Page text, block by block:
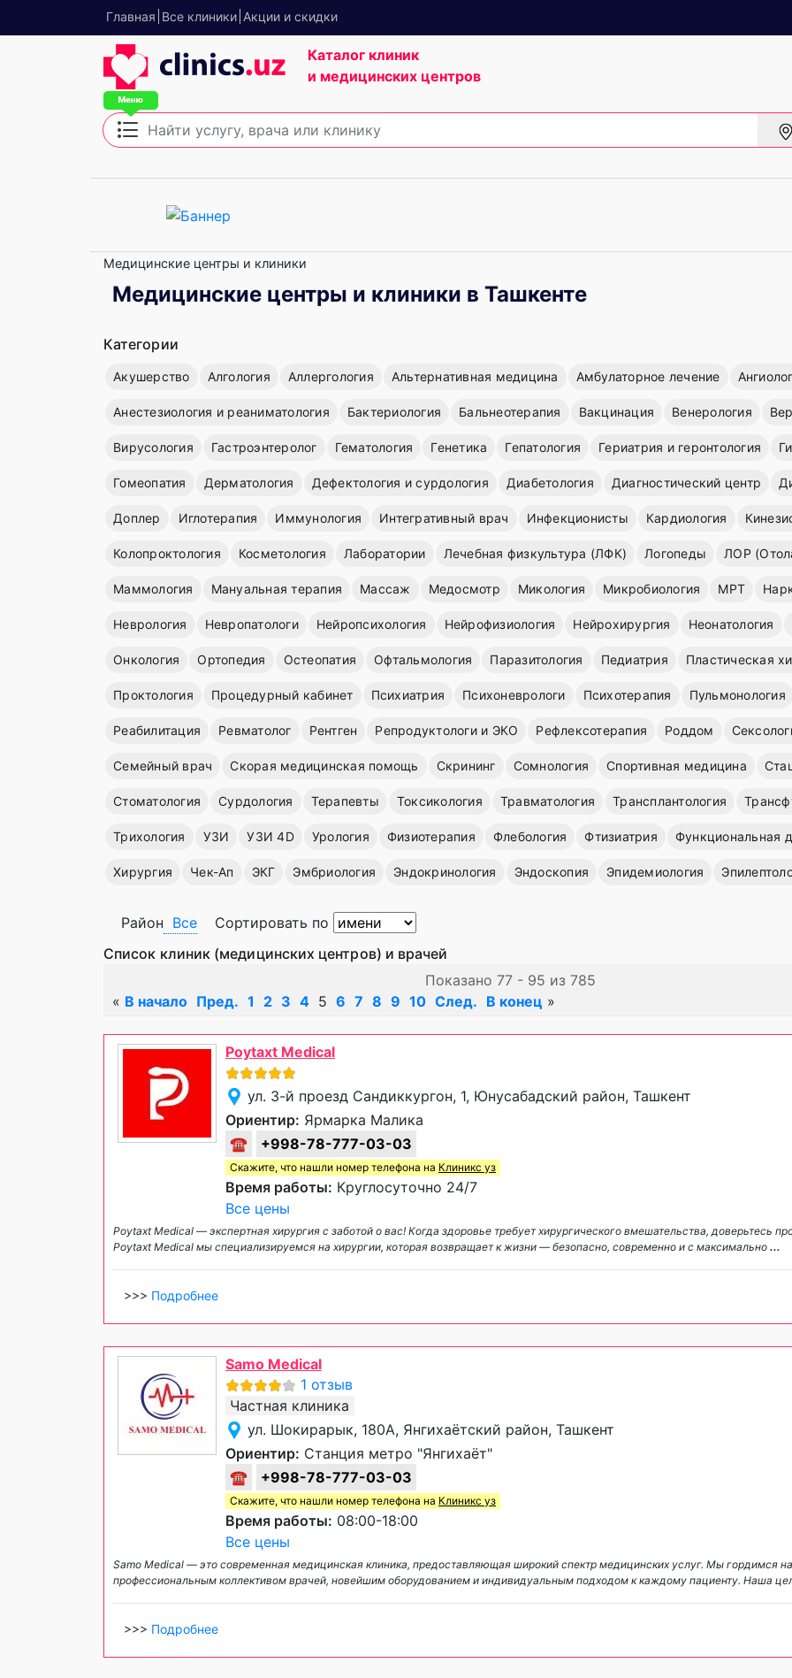
Главная Все клиники Акции и скидки
Каталог клиник
и медицинских центров
Медицинские центры и клиники
Медицинские центры и клиники в Ташкенте
Категории
Акушерство Алгология Аллергология Альтернативная медицина Амбулаторное лечение
Анестезиология и реаниматология Бактериология Бальнеотерапия Вакцинация Венерология
Вирусология Гастроэнтеролог Гематология Генетика Гепатология Гериатрия и геронтология
Гомеопатия Дерматология Дефектология и сурдология Диабетология Диагностический центр
Доплер Иглотерапия Иммунология Интегративный врач Инфекционисты Кардиология
Колопроктология Косметология Лаборатории Лечебная физкультура (ЛФК) Логопеды ЛОР
Маммология Мануальная терапия Массаж Медосмотр Микология Микробиология МРТ
Неврология Невропатологи Нейропсихология Нейрофизиология Нейрохирургия Неонатология
Онкология Ортопедия Остеопатия Офтальмология Паразитология Педиатрия Пластическая
Проктология Процедурный кабинет Психиатрия Психоневрологи Психотерапия Пульмонология
Реабилитация Ревматолог Рентген Репродуктологи и ЭКО Рефлексотерапия Роддом
Семейный врач Скорая медицинская помощь Скрининг Сомнология Спортивная медицина
Стоматология Сурдология Терапевты Токсикология Травматология Трансплантология
Трихология УЗИ УЗИ 4D Урология Физиотерапия Флебология Фтизиатрия Функциональная
Хирургия Чек-Ап ЭКГ Эмбриология Эндокринология Эндоскопия Эпидемиология
Район Все
Сортировать по
Список клиник (медицинских центров) и врачей
Показано 77 - 95 из 785
« В начало Пред. 1 2 3 4 5 6 7 8 9 10 След. В конец »
Poytaxt Medical
ул. 3-й проезд Сандиккургон, 1, Юнусабадский район, Ташкент
Ориентир: Ярмарка Малика
☎
+998-78-777-03-03
Скажите, что нашли номер телефона на Клиникс уз
Время работы: Круглосуточно 24/7
Все цены
Poytaxt Medical — экспертная хирургия с заботой о вас! Когда здоровье требует хирургического вмешательства, доверьтесь
Poytaxt Medical мы специализируемся на хирургии, которая возвращает к жизни — безопасно, современно и с максимально ...
>>> Подробнее
Samo Medical
1 отзыв
Частная клиника
ул. Шокирарык, 180А, Янгихаётский район, Ташкент
Ориентир: Станция метро "Янгихаёт"
☎
+998-78-777-03-03
Скажите, что нашли номер телефона на Клиникс уз
Время работы: 08:00-18:00
Все цены
Samo Medical — это современная медицинская клиника, предоставляющая широкий спектр медицинских услуг. Мы гордимся
профессиональным коллективом врачей, новейшим оборудованием и индивидуальным подходом к каждому пациенту. Наша
>>> Подробнее